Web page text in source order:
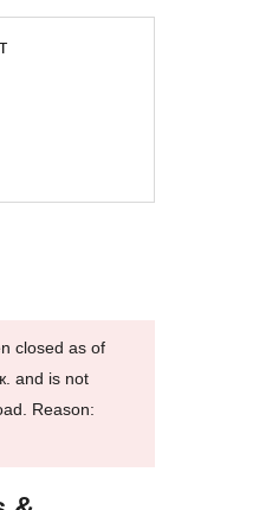
closed as of
and is not
Reason: